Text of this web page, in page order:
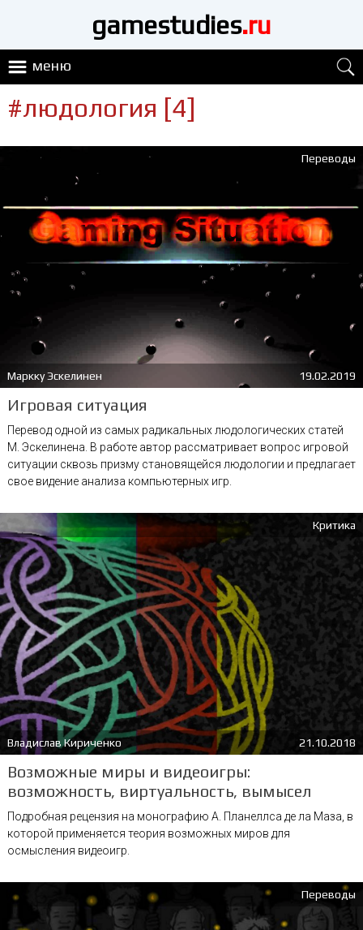
gamestudies.ru
меню
#людология [4]
Переводы
Маркку Эскелинен 19.02.2019
Игровая ситуация
Перевод одной из самых радикальных людологических статей
М. Эскелинена. В работе автор рассматривает вопрос игровой
ситуации сквозь призму становящейся людологии и предлагает
свое видение анализа компьютерных игр.
Критика
Владислав Кириченко 21.10.2018
Возможные миры и видеоигры:
возможность, виртуальность, вымысел
Подробная рецензия на монографию А. Планеллса де ла Маза, в
которой применяется теория возможных миров для
осмысления видеоигр.
Переводы